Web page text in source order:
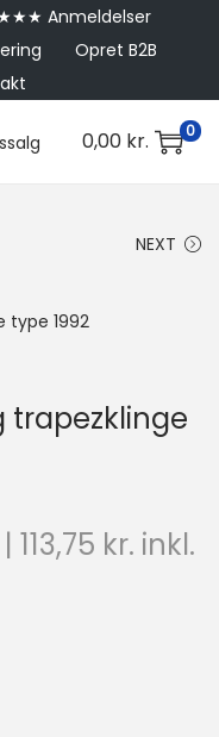
Anmeldelser
Opret B2B
0,00 kr. 0
NEXT
trapezklinge
113,75 kr. inkl.